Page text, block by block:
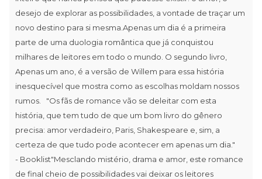
desejo de explorar as possibilidades, a vontade de traçar um
novo destino para si mesma.Apenas um dia é a primeira
parte de uma duologia romântica que já conquistou
milhares de leitores em todo o mundo. O segundo livro,
Apenas um ano, é a versão de Willem para essa história
inesquecível que mostra como as escolhas moldam nossos
rumos. "Os fãs de romance vão se deleitar com esta
história, que tem tudo de que um bom livro do gênero
precisa: amor verdadeiro, Paris, Shakespeare e, sim, a
certeza de que tudo pode acontecer em apenas um dia."
- Booklist"Mesclando mistério, drama e amor, este romance
de final cheio de possibilidades vai deixar os leitores